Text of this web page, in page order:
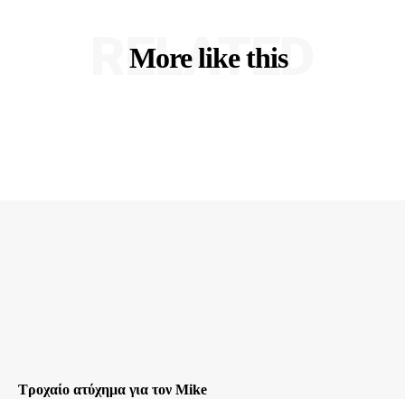
More like this
RELATED
Τροχαίο ατύχημα για τον Mike